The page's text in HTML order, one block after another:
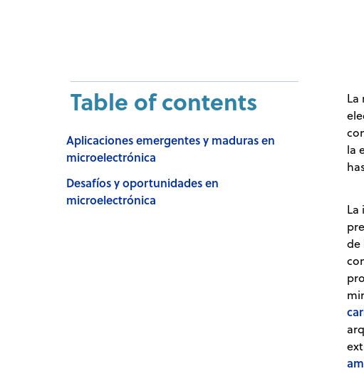
Table of contents
Aplicaciones emergentes y maduras en
microelectrónica
Desafíos y oportunidades en
microelectrónica
La
la
La
de